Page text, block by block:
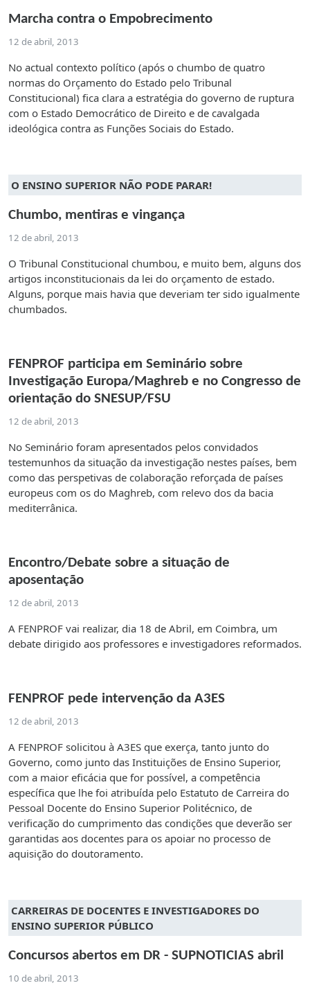
Marcha contra o Empobrecimento
12 de abril, 2013
No actual contexto político (após o chumbo de quatro
normas do Orçamento do Estado pelo Tribunal
Constitucional) fica clara a estratégia do governo de ruptura
com o Estado Democrático de Direito e de cavalgada
ideológica contra as Funções Sociais do Estado.
O ENSINO SUPERIOR NÃO PODE PARAR!
Chumbo, mentiras e vingança
12 de abril, 2013
O Tribunal Constitucional chumbou, e muito bem, alguns dos
artigos inconstitucionais da lei do orçamento de estado.
Alguns, porque mais havia que deveriam ter sido igualmente
chumbados.
FENPROF participa em Seminário sobre
Investigação Europa/Maghreb e no Congresso de
orientação do SNESUP/FSU
12 de abril, 2013
No Seminário foram apresentados pelos convidados
testemunhos da situação da investigação nestes países, bem
como das perspetivas de colaboração reforçada de países
europeus com os do Maghreb, com relevo dos da bacia
mediterrânica.
Encontro/Debate sobre a situação de
aposentação
12 de abril, 2013
A FENPROF vai realizar, dia 18 de Abril, em Coimbra, um
debate dirigido aos professores e investigadores reformados.
FENPROF pede intervenção da A3ES
12 de abril, 2013
A FENPROF solicitou à A3ES que exerça, tanto junto do
Governo, como junto das Instituições de Ensino Superior,
com a maior eficácia que for possível, a competência
específica que lhe foi atribuída pelo Estatuto de Carreira do
Pessoal Docente do Ensino Superior Politécnico, de
verificação do cumprimento das condições que deverão ser
garantidas aos docentes para os apoiar no processo de
aquisição do doutoramento.
CARREIRAS DE DOCENTES E INVESTIGADORES DO
ENSINO SUPERIOR PÚBLICO
Concursos abertos em DR - SUPNOTICIAS abril
10 de abril, 2013